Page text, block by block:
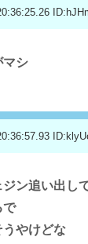
マシ
ン追い出し
で
うやけどな